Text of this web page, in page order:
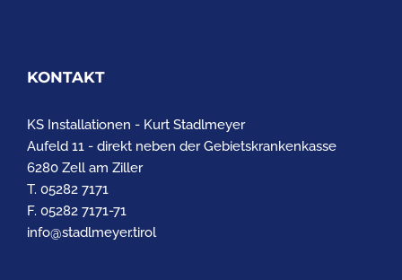
KONTAKT
KS Installationen - Kurt Stadlmeyer
Aufeld 11 - direkt neben der Gebietskrankenkasse
6280 Zell am Ziller
T. 05282 7171
F. 05282 7171-71
info@stadlmeyer.tirol